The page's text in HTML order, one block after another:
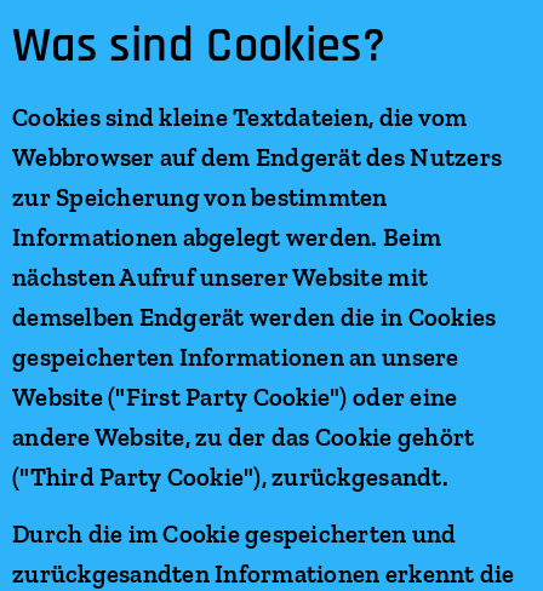
Was sind Cookies?
Cookies sind kleine Textdateien, die vom
Webbrowser auf dem Endgerät des Nutzers
zur Speicherung von bestimmten
Informationen abgelegt werden. Beim
nächsten Aufruf unserer Website mit
demselben Endgerät werden die in Cookies
gespeicherten Informationen an unsere
Website ("First Party Cookie") oder eine
andere Website, zu der das Cookie gehört
("Third Party Cookie"), zurückgesandt.
Durch die im Cookie gespeicherten und
zurückgesandten Informationen erkennt die